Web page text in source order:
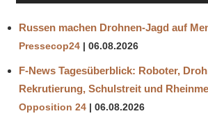
GENTHERAPIE
GESUNDHEITSSCHÄDIGEND
IMPFUNG
NIH
UNWIRKSAMKEIT
Russen machen Drohnen-Jagd auf
Pressecop24 06.08.2026
F-News Tagesüberblick: Roboter,
Rekrutierung, Schulstreit und
Opposition 24 06.08.2026